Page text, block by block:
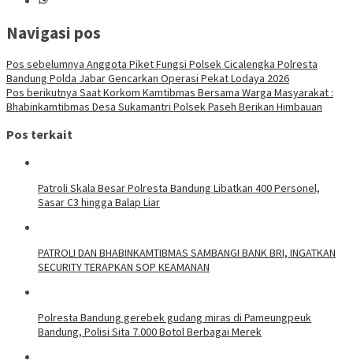
Navigasi pos
Pos sebelumnya Anggota Piket Fungsi Polsek Cicalengka Polresta
Bandung Polda Jabar Gencarkan Operasi Pekat Lodaya 2026
Pos berikutnya Saat Korkom Kamtibmas Bersama Warga Masyarakat :
Bhabinkamtibmas Desa Sukamantri Polsek Paseh Berikan Himbauan
Pos terkait
Patroli Skala Besar Polresta Bandung Libatkan 400 Personel,
Sasar C3 hingga Balap Liar
‎PATROLI DAN BHABINKAMTIBMAS SAMBANGI BANK BRI, INGATKAN
SECURITY TERAPKAN SOP KEAMANAN
Polresta Bandung gerebek gudang miras di Pameungpeuk
Bandung, Polisi Sita 7.000 Botol Berbagai Merek